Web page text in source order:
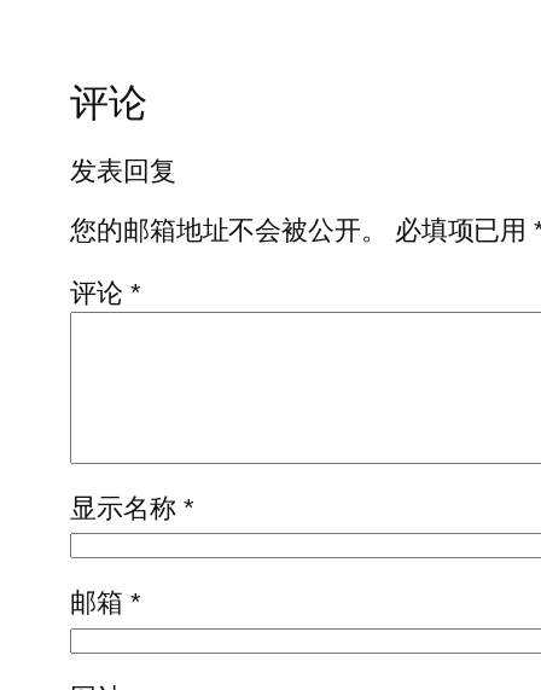
评论
发表回复
您的邮箱地址不会被公开。
必填项已用
评论 *
显示名称 *
邮箱 *